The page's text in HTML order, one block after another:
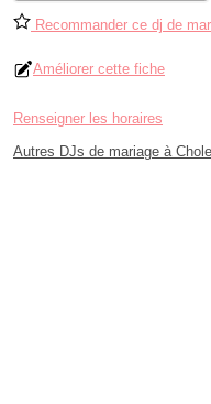
Recommander ce dj de
Améliorer cette fiche
Renseigner les horaires
Autres DJs de mariage à